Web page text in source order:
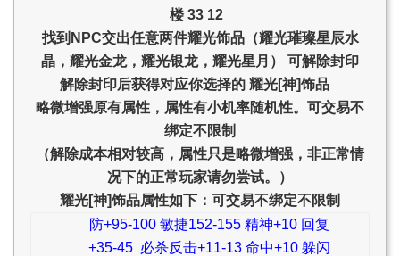
楼 33 12
找到NPC交出任意两件耀光饰品（耀光璀璨星辰水
晶，耀光金龙，耀光银龙，耀光星月） 可解除封印
解除封印后获得对应你选择的 耀光[神]饰品
略微增强原有属性，属性有小机率随机性。可交易不
绑定不限制
（解除成本相对较高，属性只是略微增强，非正常情
况下的正常玩家请勿尝试。）
耀光[神]饰品属性如下：可交易不绑定不限制
防+95-100 敏捷152-155 精神+10 回复
+35-45 必杀反击+11-13 命中+10 躲闪